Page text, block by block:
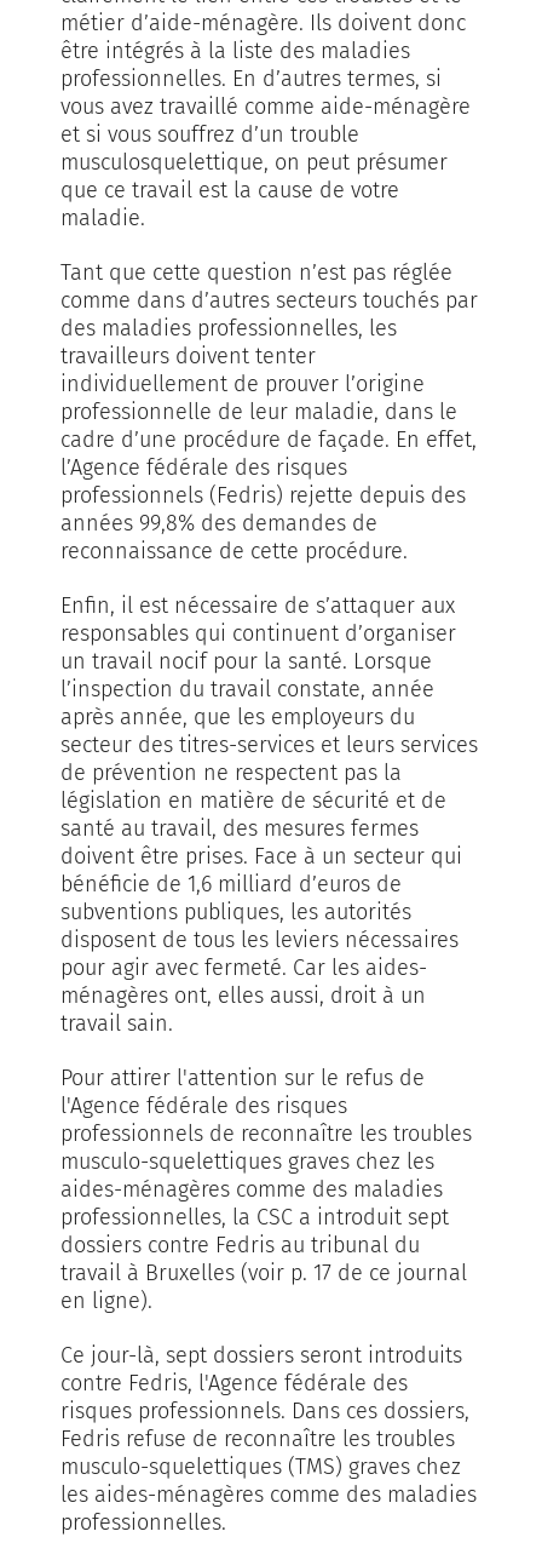
métier d’aide-ménagère. Ils doivent donc
être intégrés à la liste des maladies
professionnelles. En d’autres termes, si
vous avez travaillé comme aide-ménagère
et si vous souffrez d’un trouble
musculosquelettique, on peut présumer
que ce travail est la cause de votre
maladie.
Tant que cette question n’est pas réglée
comme dans d’autres secteurs touchés par
des maladies professionnelles, les
travailleurs doivent tenter
individuellement de prouver l’origine
professionnelle de leur maladie, dans le
cadre d’une procédure de façade. En effet,
l’Agence fédérale des risques
professionnels (Fedris) rejette depuis des
années 99,8% des demandes de
reconnaissance de cette procédure.
Enfin, il est nécessaire de s’attaquer aux
responsables qui continuent d’organiser
un travail nocif pour la santé. Lorsque
l’inspection du travail constate, année
après année, que les employeurs du
secteur des titres-services et leurs services
de prévention ne respectent pas la
législation en matière de sécurité et de
santé au travail, des mesures fermes
doivent être prises. Face à un secteur qui
bénéficie de 1,6 milliard d’euros de
subventions publiques, les autorités
disposent de tous les leviers nécessaires
pour agir avec fermeté. Car les aides-
ménagères ont, elles aussi, droit à un
travail sain.
Pour attirer l'attention sur le refus de
l'Agence fédérale des risques
professionnels de reconnaître les troubles
musculo-squelettiques graves chez les
aides-ménagères comme des maladies
professionnelles, la CSC a introduit sept
dossiers contre Fedris au tribunal du
travail à Bruxelles (voir p. 17 de ce journal
en ligne).
Ce jour-là, sept dossiers seront introduits
contre Fedris, l'Agence fédérale des
risques professionnels. Dans ces dossiers,
Fedris refuse de reconnaître les troubles
musculo-squelettiques (TMS) graves chez
les aides-ménagères comme des maladies
professionnelles.